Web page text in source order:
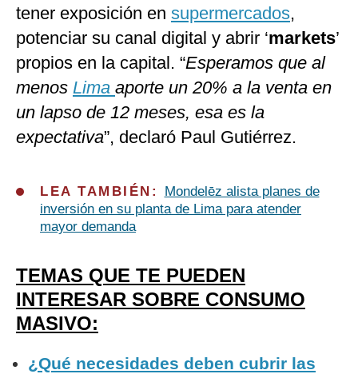
tener exposición en supermercados,
potenciar su canal digital y abrir ‘markets’
propios en la capital. “Esperamos que al
menos Lima aporte un 20% a la venta en
un lapso de 12 meses, esa es la
expectativa”, declaró Paul Gutiérrez.
LEA TAMBIÉN:
Mondelēz alista planes de
inversión en su planta de Lima para atender
mayor demanda
TEMAS QUE TE PUEDEN
INTERESAR SOBRE CONSUMO
MASIVO:
¿Qué necesidades deben cubrir las